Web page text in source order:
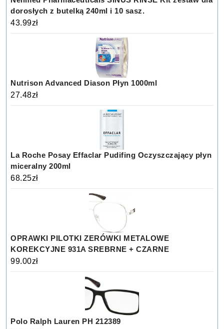
dorosłych z butelką 240ml i 10 sasz.
43.99zł
Nutrison Advanced Diason Płyn 1000ml
27.48zł
La Roche Posay Effaclar Pudifing Oczyszczający płyn
miceralny 200ml
68.25zł
OPRAWKI PILOTKI ZERÓWKI METALOWE
KOREKCYJNE 931A SREBRNE + CZARNE
99.00zł
Polo Ralph Lauren PH 212389